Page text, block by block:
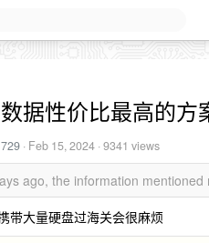
据性价比最高的方
· Feb 15, 2024 · 9341 views
ago, the information
带大量硬盘过海关会很麻烦